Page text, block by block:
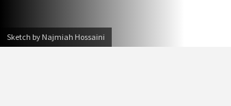
Sketch by Najmiah Hossaini